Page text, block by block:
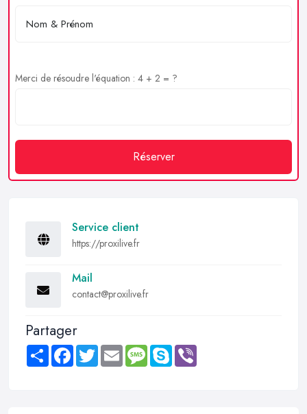
Merci de résoudre l'équation : 4 + 2 = ?
Réserver
Service client
https://proxilive.fr
Mail
contact@proxilive.fr
Partager
Share FacebookTwitter Email MessageSkype